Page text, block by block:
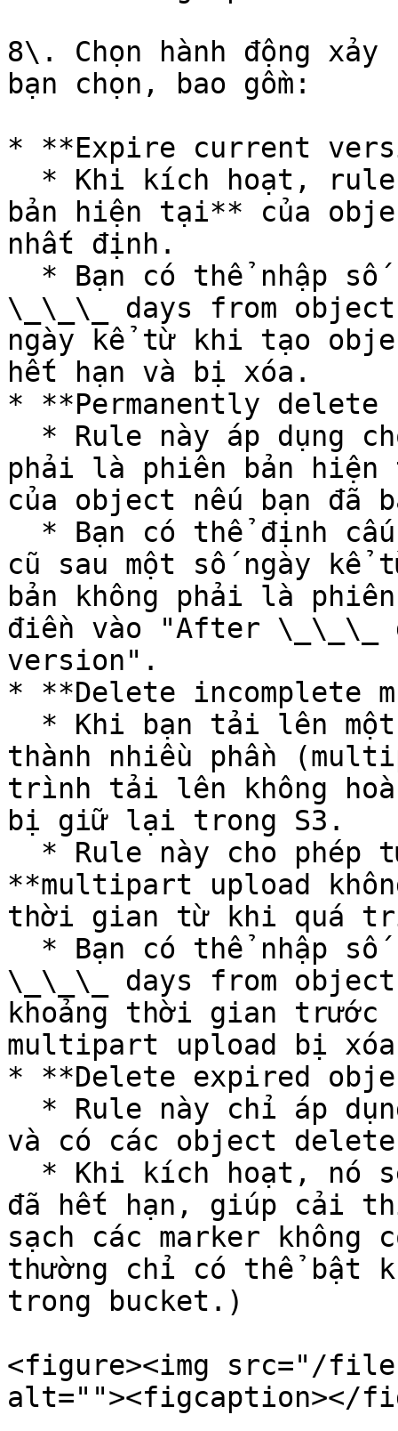
8\. Chọn hành động
bạn chọn, bao gồm:
* **Expire current
bản hiện tại** của
nhất định.
\_\_\_ days from
ngày kể từ khi tạo
hết hạn và bị xóa.
* **Permanently
phải là phiên bản
của object nếu bạn đã
cũ sau một số ngày kể
bản không phải là
điền vào "After \_\_\_
version".
* **Delete incomplete
thành nhiều phần
trình tải lên không
bị giữ lại trong S3.
**multipart upload
thời gian từ khi quá
\_\_\_ days from
khoảng thời gian trước
multipart upload bị
* **Delete expired
và có các object
đã hết hạn, giúp cải
sạch các marker
thường chỉ có thể bật
trong bucket.)
<figure><img src="/
alt=""><figcaption></